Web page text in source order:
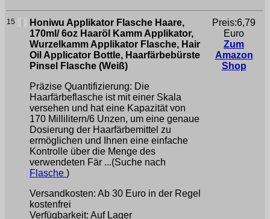
15
Honiwu Applikator Flasche Haare,
170ml/ 6oz Haaröl Kamm Applikator,
Wurzelkamm Applikator Flasche, Hair
Oil Applicator Bottle, Haarfärbebürste
Pinsel Flasche (Weiß)
Präzise Quantifizierung: Die
Haarfärbeflasche ist mit einer Skala
versehen und hat eine Kapazität von
170 Millilitern/6 Unzen, um eine genaue
Dosierung der Haarfärbemittel zu
ermöglichen und Ihnen eine einfache
Kontrolle über die Menge des
verwendeten Fär ...(Suche nach
Flasche )
Versandkosten: Ab 30 Euro in der Regel
kostenfrei
Verfügbarkeit: Auf Lager
Preis:6,79
Euro
Zum
Amazon
Shop